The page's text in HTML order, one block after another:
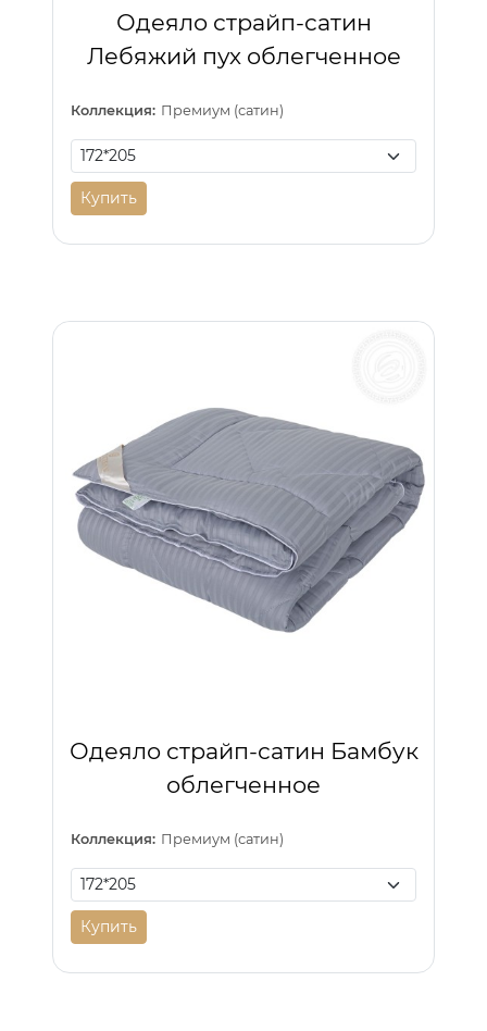
Одеяло страйп-сатин
Лебяжий пух облегченное
Коллекция: Премиум (сатин)
Купить
Одеяло страйп-сатин Бамбук
облегченное
Коллекция: Премиум (сатин)
Купить